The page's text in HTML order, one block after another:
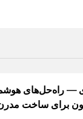
— راه‌حل‌های
برای ساخت